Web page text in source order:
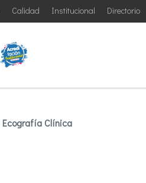
Directorio
Institucional
Calidad
Clínica